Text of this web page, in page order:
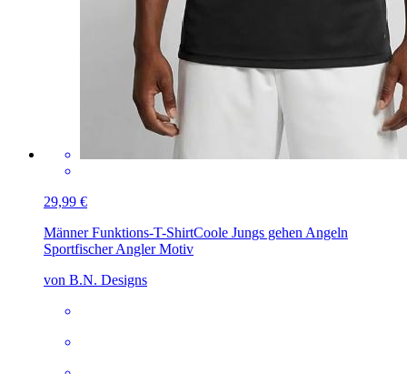
29,99 €
Männer Funktions-T-ShirtCoole Jungs gehen Angeln
Sportfischer Angler Motiv
von B.N. Designs